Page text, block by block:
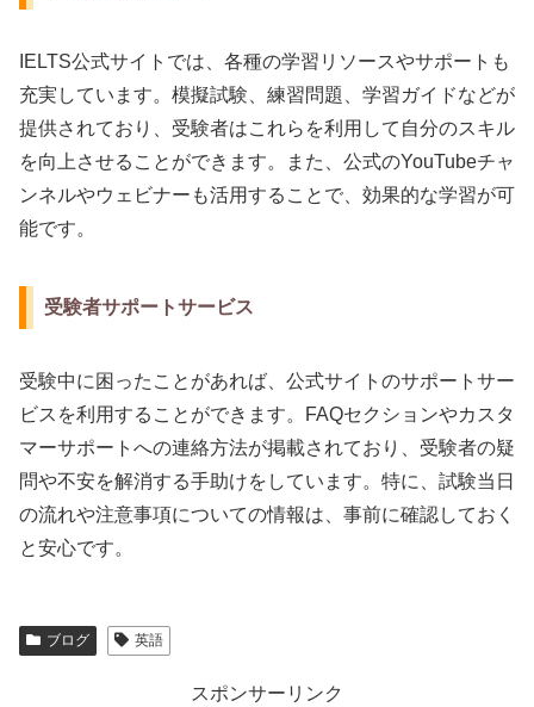
IELTS公式サイトでは、各種の学習リソースやサポートも
充実しています。模擬試験、練習問題、学習ガイドなどが
提供されており、受験者はこれらを利用して自分のスキル
を向上させることができます。また、公式のYouTubeチャ
ンネルやウェビナーも活用することで、効果的な学習が可
能です。
受験者サポートサービス
受験中に困ったことがあれば、公式サイトのサポートサー
ビスを利用することができます。FAQセクションやカスタ
マーサポートへの連絡方法が掲載されており、受験者の疑
問や不安を解消する手助けをしています。特に、試験当日
の流れや注意事項についての情報は、事前に確認しておく
と安心です。
ブログ 英語
スポンサーリンク